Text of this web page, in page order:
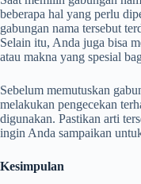
beberapa hal yang perlu
gabungan nama tersebut
Selain itu, Anda juga bisa
atau makna yang spesial
Sebelum memutuskan
melakukan pengecekan
digunakan. Pastikan arti
ingin Anda sampaikan
Kesimpulan